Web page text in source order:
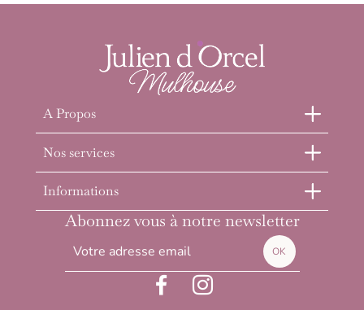
A Propos
Nos services
Informations
Abonnez vous à notre newsletter